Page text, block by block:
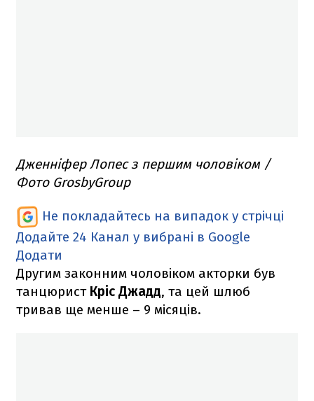
Дженніфер Лопес з першим чоловіком /
Фото GrosbyGroup
Не покладайтесь на випадок у стрічці
Додайте 24 Канал у вибрані в Google
Додати
Другим законним чоловіком акторки був
танцюрист Кріс Джадд, та цей шлюб
тривав ще менше – 9 місяців.